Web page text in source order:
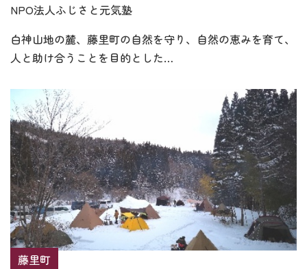
NPO法人ふじさと元気塾
白神山地の麓、藤里町の自然を守り、自然の恵みを育て、
人と助け合うことを目的とした…
藤里町